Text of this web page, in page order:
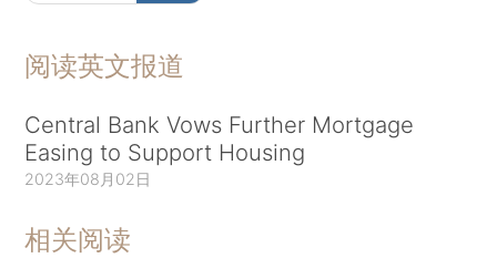
阅读英文报道
Central Bank Vows Further Mortgage
Easing to Support Housing
2023年08月02日
相关阅读